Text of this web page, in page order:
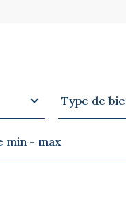
de
bien
Type de
min - max